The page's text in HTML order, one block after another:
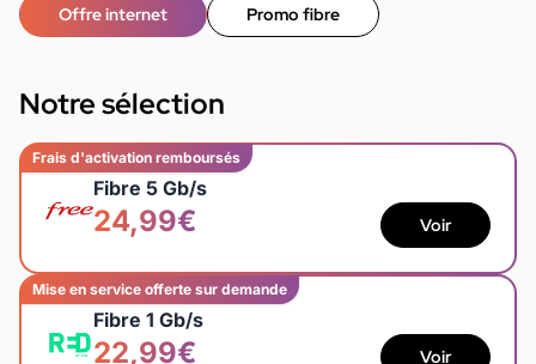
Offre internet Promo fibre
Notre sélection
Frais d'activation remboursés
Fibre 5 Gb/s
24,99€ Voir
Mise en service offerte sur demande
Fibre 1 Gb/s
22,99€ Voir